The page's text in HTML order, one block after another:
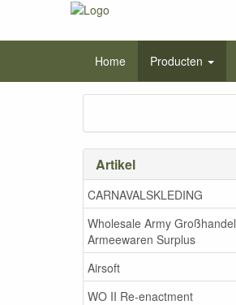
Home Producten
Artikel
CARNAVALSKLEDING
Wholesale Army Großhandel
Armeewaren Surplus
Airsoft
WO II Re-enactment